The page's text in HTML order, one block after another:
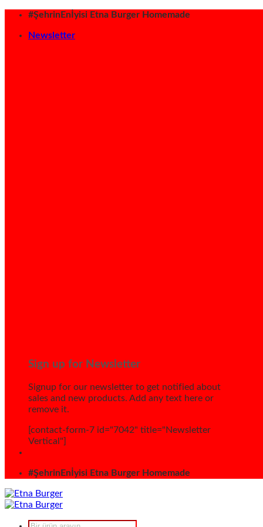
İçeriğe#ŞehrinEnİyisi Etna Burger Homemade
Newsletter
Sign up for Newsletter
Signup for our newsletter to get notified about
sales and new products. Add any text here or
remove it.
[contact-form-7 id="7042" title="Newsletter
Vertical"]
#ŞehrinEnİyisi Etna Burger Homemade
Products